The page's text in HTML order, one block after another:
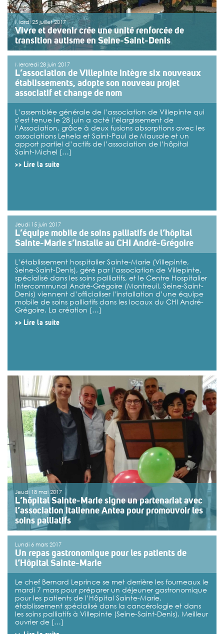
Mardi 25 juillet 2017
Vivre et devenir crée une unité renforcée de
transition autisme en Seine-Saint-Denis
Association de Villepinte, vient d’obtenir l’autorisation
de l’Agence régionale de santé de l’Île-de-France pour
créer la première unité renforcée de transition pour des
adultes présentant des situations complexes de troubles
du spectre autistique (TSA), issus […]
>>Lire la suite
Mercredi 28 juin 2017
L’association de Villepinte intègre six nouveaux
établissements, adopte son nouveau projet
associatif et change de nom
L’assemblée générale de l’association de Villepinte qui
s’est tenue le 28 juin a acté l’élargissement de
l’Association, grâce à deux fusions absorptions avec les
associations Lehela et Saint-Paul de Mausole et un
apport partiel d’actifs de l’association de l’hôpital
Saint-Michel […]
>> Lire la suite
Jeudi 15 juin 2017
L’équipe mobile de soins palliatifs de l’hôpital
Sainte-Marie s’installe au CHI André-Grégoire
L’établissement hospitalier Sainte-Marie (Villepinte,
Seine-Saint-Denis), géré par l’association de Villepinte,
spécialisé dans les soins palliatifs, et le Centre Hospitalier
Intercommunal André-Grégoire (Montreuil, Seine-Saint-
Denis) viennent d’officialiser l’installation d’une équipe
mobile de soins palliatifs dans les locaux du CHI André-
Grégoire. La création […]
>> Lire la suite
Jeudi 18 mai 2017
L’hôpital Sainte-Marie signe un partenariat avec
l’association italienne Antea pour promouvoir les
soins palliatifs
Seine-Saint-Denis) et l’association Antea (Rome, Italie),
spécialisés dans les soins palliatifs, ont signé à Villepinte
jeudi 18 mai, une convention de partenariat
international. À travers ce partenariat, les deux
établissements s’engagent à promouvoir les pratiques
des soins […]
>>Lire la suite
Lundi 6 mars 2017
Un repas gastronomique pour les patients de
l’Hôpital Sainte-Marie
Le chef Bernard Leprince se met derrière les fourneaux le
mardi 7 mars pour préparer un déjeuner gastronomique
pour les patients de l’Hôpital Sainte-Marie,
établissement spécialisé dans la cancérologie et dans
les soins palliatifs à Villepinte (Seine-Saint-Denis). Meilleur
ouvrier de […]